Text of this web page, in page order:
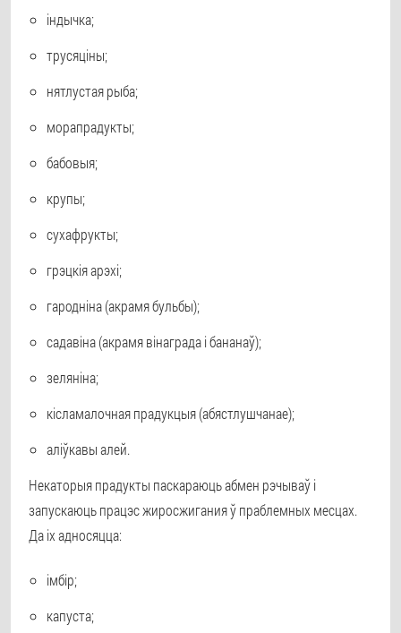
індычка;
трусяціны;
нятлустая рыба;
морапрадукты;
бабовыя;
крупы;
сухафрукты;
грэцкія арэхі;
гародніна (акрамя бульбы);
садавіна (акрамя вінаграда і бананаў);
зеляніна;
кісламалочная прадукцыя (абястлушчанае);
аліўкавы алей.
Некаторыя прадукты паскараюць абмен рэчываў і
запускаюць працэс жиросжигания ў праблемных месцах.
Да іх адносяцца:
імбір;
капуста;